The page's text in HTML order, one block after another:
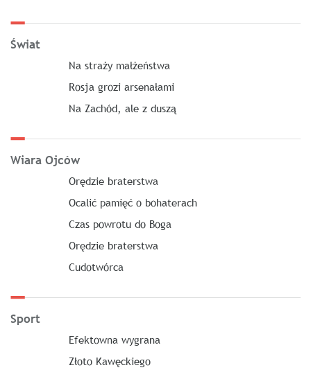
Świat
Na straży małżeństwa
Rosja grozi arsenałami
Na Zachód, ale z duszą
Wiara Ojców
Orędzie braterstwa
Ocalić pamięć o bohaterach
Czas powrotu do Boga
Orędzie braterstwa
Cudotwórca
Sport
Efektowna wygrana
Złoto Kawęckiego